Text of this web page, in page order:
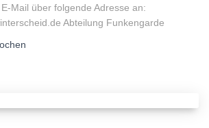
Mail über folgende Adresse an:
Abteilung Funkengarde